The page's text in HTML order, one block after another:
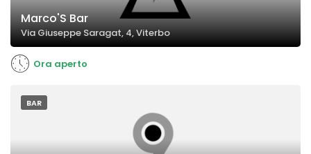
Marco'S Bar
Via Giuseppe Saragat, 4, Viterbo
Ora aperto
BAR